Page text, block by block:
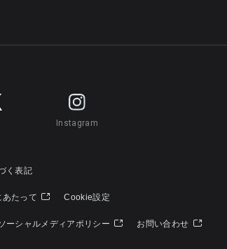
Instagram
く表記
たって Cookie設定
ーシャルメディアポリシー お問い合わせ